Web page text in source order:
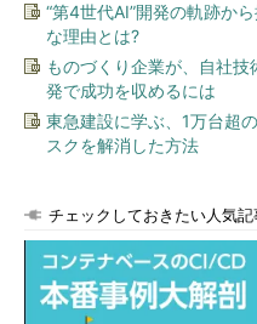
“第4世代AI”開発の軌跡か
な理由とは?
ものづくり企業が、自社
発で成功を収めるには
東急建設に学ぶ、1万台超
スクを解消した方法
チェックしておきたい人気記